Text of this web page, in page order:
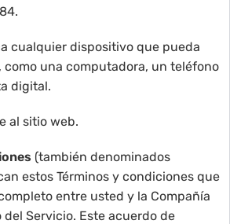
cualquier dispositivo que pueda
como una computadora, un teléfono
digital.
al sitio web.
(también denominados
estos Términos y condiciones que
entre usted y la Compañía
Servicio. Este acuerdo de